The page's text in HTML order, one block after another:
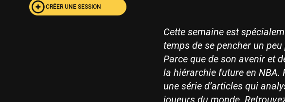
Cette semaine est
temps de se pencher un
Parce que de son avenir et
la hiérarchie future en NBA.
une série d’articles qui
joueurs du monde.
CRÉER UNE SESSION